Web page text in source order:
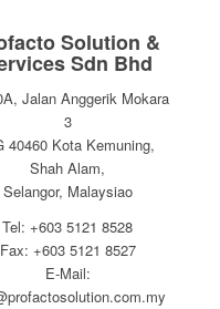
Solution &
Sdn Bhd
Jalan Anggerik Mokara
3
40460 Kota Kemuning,
Shah Alam,
Selangor, Malaysiao
Tel: +603 5121 8528
Fax: +603 5121 8527
E-Mail: